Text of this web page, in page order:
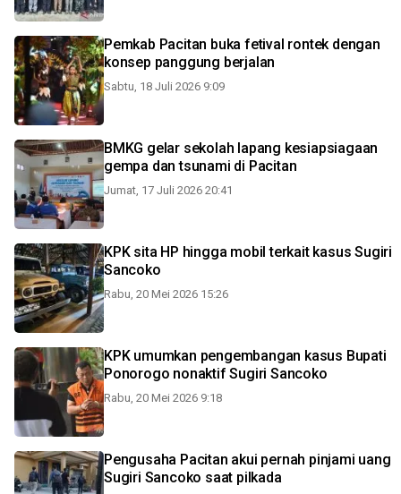
Pemkab Pacitan buka fetival rontek dengan
konsep panggung berjalan
Sabtu, 18 Juli 2026 9:09
BMKG gelar sekolah lapang kesiapsiagaan
gempa dan tsunami di Pacitan
Jumat, 17 Juli 2026 20:41
KPK sita HP hingga mobil terkait kasus Sugiri
Sancoko
Rabu, 20 Mei 2026 15:26
KPK umumkan pengembangan kasus Bupati
Ponorogo nonaktif Sugiri Sancoko
Rabu, 20 Mei 2026 9:18
Pengusaha Pacitan akui pernah pinjami uang
Sugiri Sancoko saat pilkada